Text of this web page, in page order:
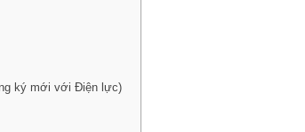
ký mới với Điện lực)